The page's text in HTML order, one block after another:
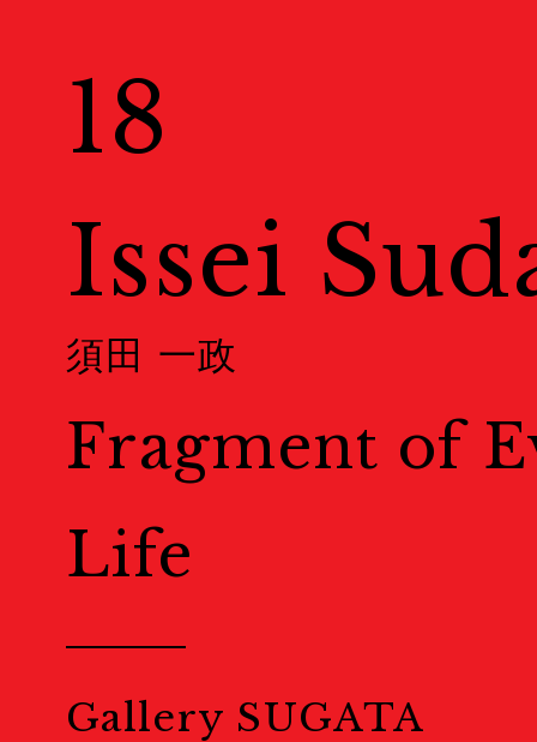
18
Issei
須田 一政
Fragment of
Life
Gallery SUGATA
Exhibitions
展示情報
Venues
会場一覧
Map
地図
Event
Public Events
パブリックイベント